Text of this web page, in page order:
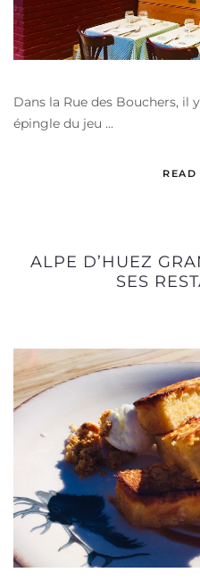
Dans la Rue des Bouchers, il
épingle du jeu ...
READ
ALPE D’HUEZ
SES